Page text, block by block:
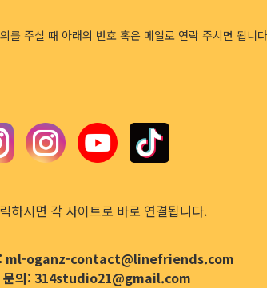
를 주실 때 아래의 번호 혹은 메일로 연락 주시면 됩니
하시면 각 사이트로 바로 연결됩니다.
: ml-oganz-contact@linefriends.com
문의: 314studio21@gmail.com